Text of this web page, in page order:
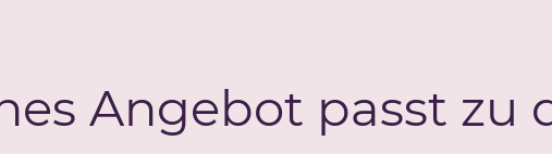
Angebot passt zu